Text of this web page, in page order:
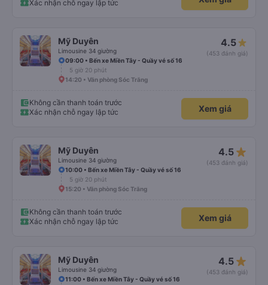
Xác nhận chỗ ngay lập tức
Mỹ Duyên
Limousine 34 giường
4.5
(453 đánh giá)
09:00 • Bến xe Miền Tây - Quầy vé số 16
5 giờ 20 phút
14:20 • Văn phòng Sóc Trăng
Không cần thanh toán trước
Xác nhận chỗ ngay lập tức
Xem giá
Mỹ Duyên
Limousine 34 giường
4.5 star_rate
(453 đánh giá)
10:00 • Bến xe Miền Tây - Quầy vé số 16
5 giờ 20 phút
15:20 • Văn phòng Sóc Trăng
Không cần thanh toán trước
Xác nhận chỗ ngay lập tức
Xem giá
Mỹ Duyên
Limousine 34 giường
4.5 star_rate
(453 đánh giá)
11:00 • Bến xe Miền Tây - Quầy vé số 16